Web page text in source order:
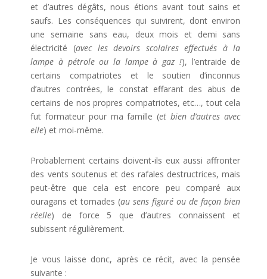
et d’autres dégâts, nous étions avant tout sains et
saufs. Les conséquences qui suivirent, dont environ
une semaine sans eau, deux mois et demi sans
électricité (avec les devoirs scolaires effectués à la
lampe à pétrole ou la lampe à gaz !), l’entraide de
certains compatriotes et le soutien d’inconnus
d’autres contrées, le constat effarant des abus de
certains de nos propres compatriotes, etc…, tout cela
fut formateur pour ma famille (et bien d’autres avec
elle) et moi-même.
Probablement certains doivent-ils eux aussi affronter
des vents soutenus et des rafales destructrices, mais
peut-être que cela est encore peu comparé aux
ouragans et tornades (au sens figuré ou de façon bien
réelle) de force 5 que d’autres connaissent et
subissent régulièrement.
Je vous laisse donc, après ce récit, avec la pensée
suivante :